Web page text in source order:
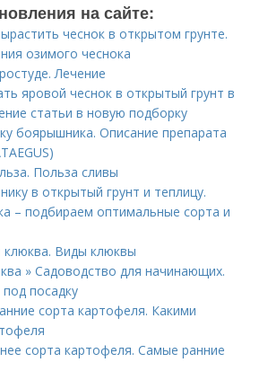
на сайте:
чеснок в открытом грунте.
озимого чеснока
Лечение
яровой чеснок в открытый грунт в
статьи в новую подборку
боярышника. Описание препарата
Польза сливы
в открытый грунт и теплицу.
– подбираем оптимальные сорта и
клюква. Виды клюквы
» Садоводство для начинающих.
посадку
сорта картофеля. Какими
сорта картофеля. Самые ранние